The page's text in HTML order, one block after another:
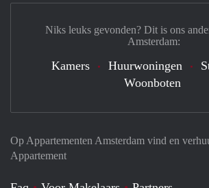
Op Appartementen Amsterdam vind en
Appartement
Niks leuks gevonden? Dit is ons
Amsterdam:
Kamers Huurwoningen
Woonboten